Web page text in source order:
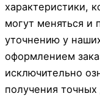
характеристики,
могут меняться и
уточнению у
оформлением
исключительно
получения точных